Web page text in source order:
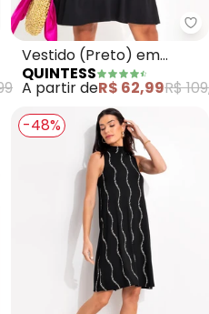
- Vestido (Floral
Vestido (Preto) em
Malha de Viscose com
Elastano
QUINTESS
A partir deR$ 62,99R$
-48%